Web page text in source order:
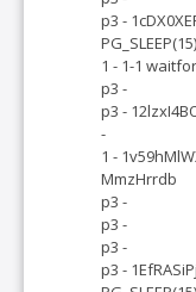
p3 -
1 - 1-1
p3 -
p3 -
-
1 -
MmzHrrdb
p3 -
p3 -
p3 -
p3 -